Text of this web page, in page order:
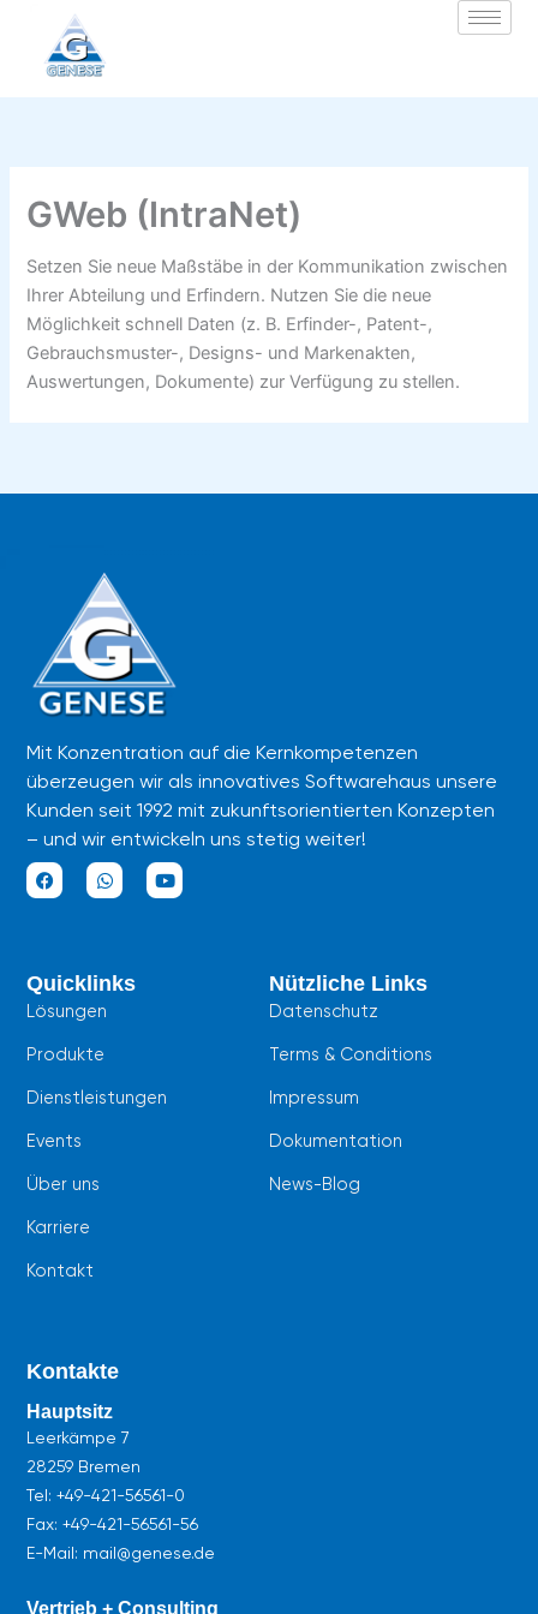
springen
GWeb (IntraNet)
Setzen Sie neue Maßstäbe in der Kommunikation zwischen
Ihrer Abteilung und Erfindern. Nutzen Sie die neue
Möglichkeit schnell Daten (z. B. Erfinder-, Patent-,
Gebrauchsmuster-, Designs- und Markenakten,
Auswertungen, Dokumente) zur Verfügung zu stellen.
Mit Konzentration auf die Kernkompetenzen
überzeugen wir als innovatives Softwarehaus unsere
Kunden seit 1992 mit zukunftsorientierten Konzepten
– und wir entwickeln uns stetig weiter!
F
o
o
k
W
a
p
p
Y
Quicklinks
Lösungen
Produkte
Dienstleistungen
Events
Über uns
Karriere
Kontakt
Nützliche Links
Datenschutz
Terms & Conditions
Impressum
Dokumentation
News-Blog
Kontakte
Hauptsitz
Leerkämpe 7
28259 Bremen
Tel:+49-421-56561-0
Fax: +49-421-56561-56
E-Mail: mail@genese.de
Vertrieb + Consulting